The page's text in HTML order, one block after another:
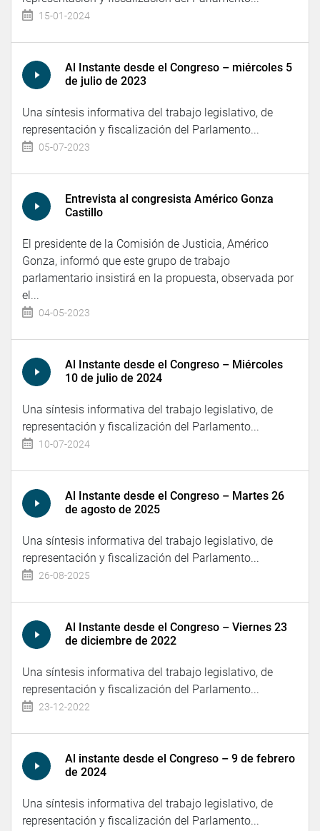
15-01-2024
Al Instante desde el Congreso – miércoles 5
de julio de 2023
Una síntesis informativa del trabajo legislativo, de
representación y fiscalización del Parlamento...
05-07-2023
Entrevista al congresista Américo Gonza
Castillo
El presidente de la Comisión de Justicia, Américo
Gonza, informó que este grupo de trabajo
parlamentario insistirá en la propuesta, observada por
el...
04-05-2023
Al Instante desde el Congreso – Miércoles
10 de julio de 2024
Una síntesis informativa del trabajo legislativo, de
representación y fiscalización del Parlamento...
10-07-2024
Al Instante desde el Congreso – Martes 26
de agosto de 2025
Una síntesis informativa del trabajo legislativo, de
representación y fiscalización del Parlamento...
26-08-2025
Al Instante desde el Congreso – Viernes 23
de diciembre de 2022
Una síntesis informativa del trabajo legislativo, de
representación y fiscalización del Parlamento...
23-12-2022
Al instante desde el Congreso – 9 de febrero
de 2024
Una síntesis informativa del trabajo legislativo, de
representación y fiscalización del Parlamento...